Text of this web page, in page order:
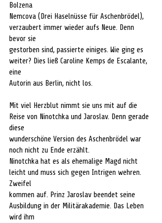
Bolzena
Nemcova (Drei Haselnüsse für Aschenbrödel),
verzaubert immer wieder aufs Neue. Denn
bevor sie
gestorben sind, passierte einiges. Wie ging es
weiter? Dies ließ Caroline Kemps de Escalante,
eine
Autorin aus Berlin, nicht los.
Mit viel Herzblut nimmt sie uns mit auf die
Reise von Ninotchka und Jaroslav. Denn gerade
diese
wunderschöne Version des Aschenbrödel war
noch nicht zu Ende erzählt.
Ninotchka hat es als ehemalige Magd nicht
leicht und muss sich gegen Intrigen wehren.
Zweifel
kommen auf. Prinz Jaroslav beendet seine
Ausbildung in der Militärakademie. Das Leben
wird ihm